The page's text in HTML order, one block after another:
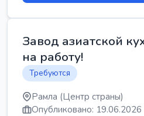
Завод азиатской
на работу!
Требуются
Рамла (Центр страны)
Опубликовано: 19.06.2026